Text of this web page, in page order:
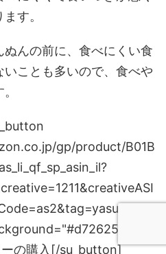
す。
んの前に、食べにくい食
ことも多いので、食べや
gp/product/B01B
ロー
ーの購入[/su_button]